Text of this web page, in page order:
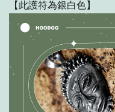
【此護符為銀白色】